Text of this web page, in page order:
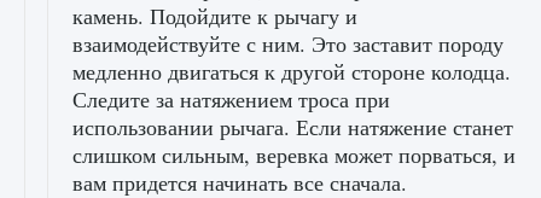
камень. Подойдите к рычагу и
взаимодействуйте с ним. Это заставит породу
медленно двигаться к другой стороне колодца.
Следите за натяжением троса при
использовании рычага. Если натяжение станет
слишком сильным, веревка может порваться, и
вам придется начинать все сначала.